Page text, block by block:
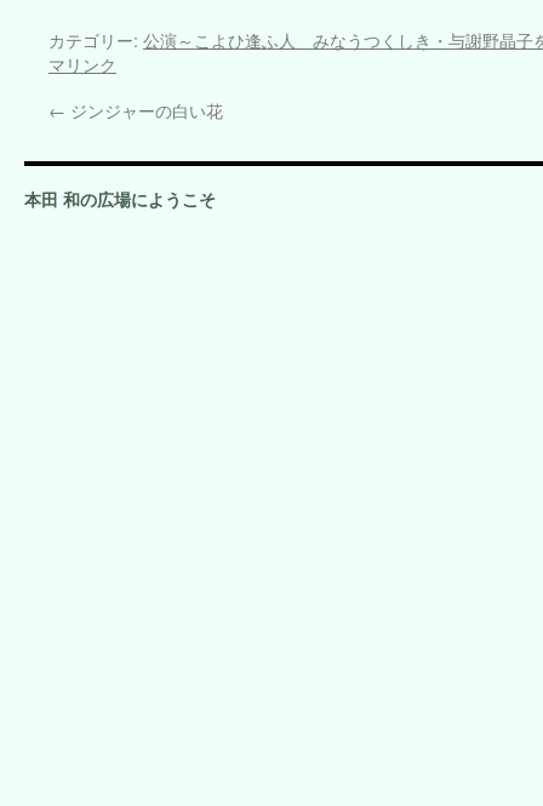
カテゴリー: 公演～こよひ逢ふ人 みなうつくしき・与謝野晶子
マリンク
← ジンジャーの白い花
本田 和の広場にようこそ